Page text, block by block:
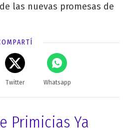
las nuevas promesas de
Twitter Whatsapp
Primicias Ya